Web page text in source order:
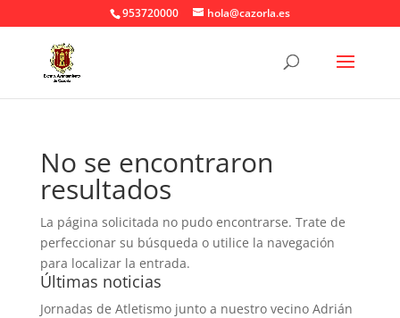
953720000 hola@cazorla.es
No se encontraron
resultados
La página solicitada no pudo encontrarse. Trate de
perfeccionar su búsqueda o utilice la navegación
para localizar la entrada.
Últimas noticias
Jornadas de Atletismo junto a nuestro vecino Adrián